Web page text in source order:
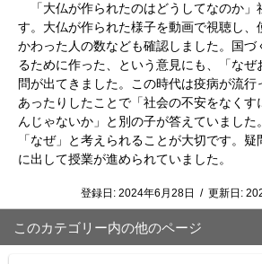
「大仏が作られたのはどうしてなのか」
す。大仏が作られた様子を動画で視聴し、
かわった人の数なども確認しました。国づ
るために作った、という意見にも、「なぜ
問が出てきました。この時代は疫病が流
あったりしたことで「社会の不安をなくす
んじゃないか」と別の子が答えていました
「なぜ」と考えられることが大切です。
に出して授業が進められていました。
登録日: 2024年6月28日 / 更新日:
このカテゴリー内の他のページ